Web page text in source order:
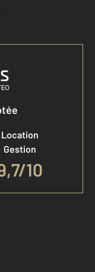
Location
Gestion
10